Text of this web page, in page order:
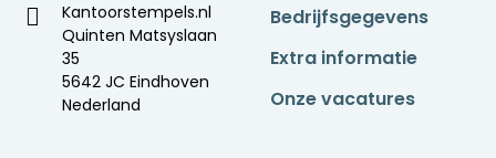
Kantoorstempels.nl
Quinten Matsyslaan
35
5642 JC Eindhoven
Nederland
Bedrijfsgegevens
Extra informatie
Onze vacatures